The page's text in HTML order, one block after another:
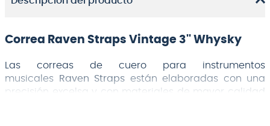
Correa Raven Straps Vintage 3'' Whysky
Las correas de cuero para instrumentos
musicales Raven Straps están elaboradas con una
precisión excelsa y con materiales de mayor calidad